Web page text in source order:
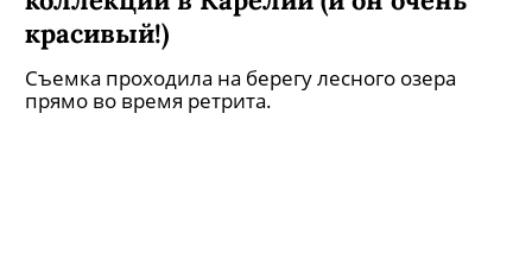
В римском бутике Bvlgari
открылось выставочное
пространство DomvsAvrea